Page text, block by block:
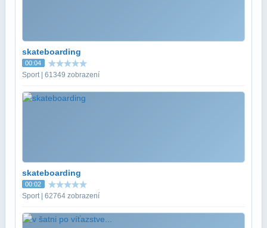
skateboarding
00:04
Sport | 61349 zobrazení
skateboarding
00:02
Sport | 62764 zobrazení